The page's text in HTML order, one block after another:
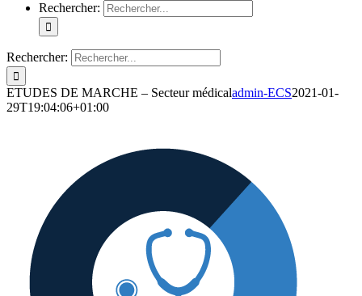
Rechercher:
Rechercher:
ETUDES DE MARCHE – Secteur médicaladmin-ECS2021-01-
29T19:04:06+01:00